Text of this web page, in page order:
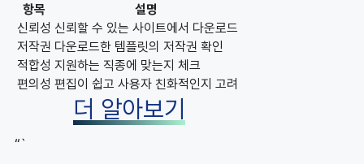
항목
설명
신뢰성 신뢰할 수 있는 사이트에서 다운로드
저작권 다운로드한 템플릿의 저작권 확인
적합성 지원하는 직종에 맞는지 체크
편의성 편집이 쉽고 사용자 친화적인지 고려
더 알아보기
“`